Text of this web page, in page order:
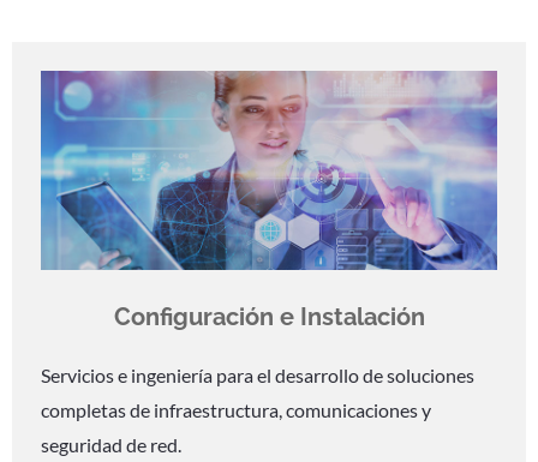
Configuración e Instalación
Servicios e ingeniería para el desarrollo de soluciones
completas de infraestructura, comunicaciones y
seguridad de red.